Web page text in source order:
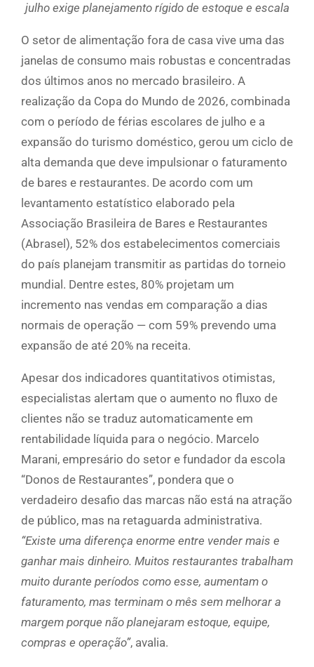
julho exige planejamento rígido de estoque e escala
O setor de alimentação fora de casa vive uma das
janelas de consumo mais robustas e concentradas
dos últimos anos no mercado brasileiro. A
realização da Copa do Mundo de 2026, combinada
com o período de férias escolares de julho e a
expansão do turismo doméstico, gerou um ciclo de
alta demanda que deve impulsionar o faturamento
de bares e restaurantes. De acordo com um
levantamento estatístico elaborado pela
Associação Brasileira de Bares e Restaurantes
(Abrasel), 52% dos estabelecimentos comerciais
do país planejam transmitir as partidas do torneio
mundial. Dentre estes, 80% projetam um
incremento nas vendas em comparação a dias
normais de operação — com 59% prevendo uma
expansão de até 20% na receita.
Apesar dos indicadores quantitativos otimistas,
especialistas alertam que o aumento no fluxo de
clientes não se traduz automaticamente em
rentabilidade líquida para o negócio. Marcelo
Marani, empresário do setor e fundador da escola
“Donos de Restaurantes”, pondera que o
verdadeiro desafio das marcas não está na atração
de público, mas na retaguarda administrativa.
“Existe uma diferença enorme entre vender mais e
ganhar mais dinheiro. Muitos restaurantes trabalham
muito durante períodos como esse, aumentam o
faturamento, mas terminam o mês sem melhorar a
margem porque não planejaram estoque, equipe,
compras e operação”, avalia.